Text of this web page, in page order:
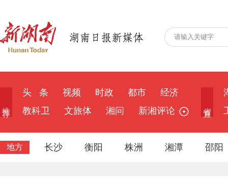
头 条 视频 时政 都市
经济
教科卫
文旅体 湘问 新湘评论
地方 长沙 衡阳 株洲 湘潭 邵阳